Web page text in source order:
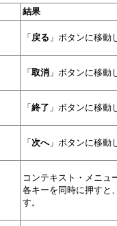
結果
「 戻る 」ボタンに移動
「 取消 」ボタンに移動
「 終了 」ボタンに移動
「 次へ」ボタンに移動
コンテキスト・メニュ
各キーを同時に押すと
す。